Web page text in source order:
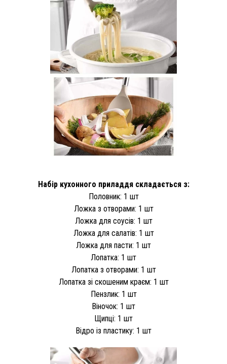
Набір кухонного приладдя складається з:
Половник: 1 шт
Ложка з отворами: 1 шт
Ложка для соусів: 1 шт
Ложка для салатів: 1 шт
Ложка для пасти: 1 шт
Лопатка: 1 шт
Лопатка з отворами: 1 шт
Лопатка зі скошеним краєм: 1 шт
Пензлик: 1 шт
Віночок: 1 шт
Щипці: 1 шт
Відро із пластику: 1 шт